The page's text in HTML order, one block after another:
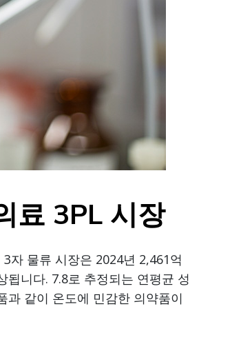
료 3PL 시장
자 물류 시장은 2024년 2,461억
니다. 7.8로 추정되는 연평균 성
과 같이 온도에 민감한 의약품이